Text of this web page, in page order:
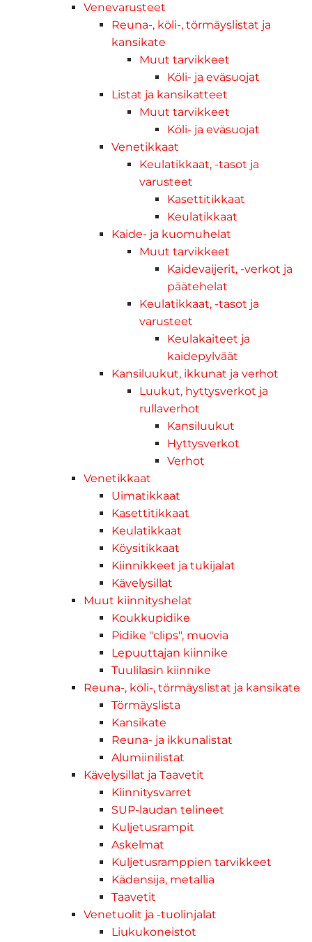
Venevarusteet
Reuna-, köli-, törmäyslistat ja
kansikate
Muut tarvikkeet
Köli- ja eväsuojat
Listat ja kansikatteet
Muut tarvikkeet
Köli- ja eväsuojat
Venetikkaat
Keulatikkaat, -tasot ja
varusteet
Kasettitikkaat
Keulatikkaat
Kaide- ja kuomuhelat
Muut tarvikkeet
Kaidevaijerit, -verkot ja
päätehelat
Keulatikkaat, -tasot ja
varusteet
Keulakaiteet ja
kaidepylväät
Kansiluukut, ikkunat ja verhot
Luukut, hyttysverkot ja
rullaverhot
Kansiluukut
Hyttysverkot
Verhot
Venetikkaat
Uimatikkaat
Kasettitikkaat
Keulatikkaat
Köysitikkaat
Kiinnikkeet ja tukijalat
Kävelysillat
Muut kiinnityshelat
Koukkupidike
Pidike "clips", muovia
Lepuuttajan kiinnike
Tuulilasin kiinnike
Reuna-, köli-, törmäyslistat ja kansikate
Törmäyslista
Kansikate
Reuna- ja ikkunalistat
Alumiinilistat
Kävelysillat ja Taavetit
Kiinnitysvarret
SUP-laudan telineet
Kuljetusrampit
Askelmat
Kuljetusramppien tarvikkeet
Kädensija, metallia
Taavetit
Venetuolit ja -tuolinjalat
Liukukoneistot